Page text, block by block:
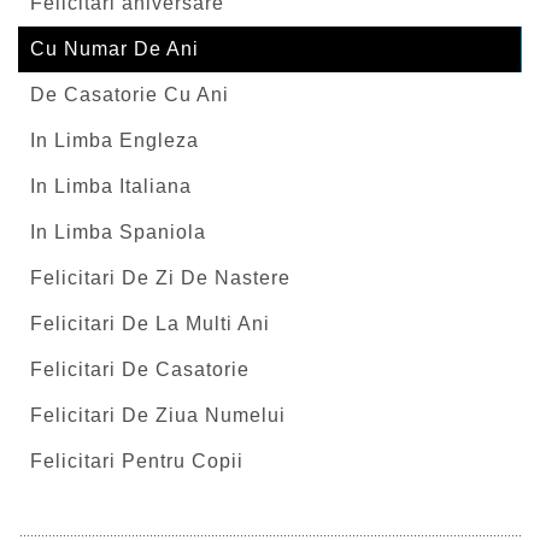
Cu Numar De Ani
De Casatorie Cu Ani
In Limba Engleza
In Limba Italiana
In Limba Spaniola
Felicitari De Zi De Nastere
Felicitari De La Multi Ani
Felicitari De Casatorie
Felicitari De Ziua Numelui
Felicitari Pentru Copii